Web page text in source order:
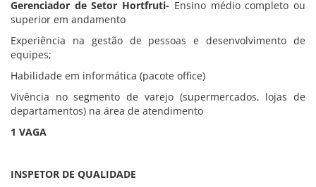
Gerenciador de Setor Hortfruti- Ensino médio completo ou
superior em andamento
Experiência na gestão de pessoas e desenvolvimento de
equipes;
Habilidade em informática (pacote office)
Vivência no segmento de varejo (supermercados, lojas de
departamentos) na área de atendimento
1 VAGA
INSPETOR DE QUALIDADE